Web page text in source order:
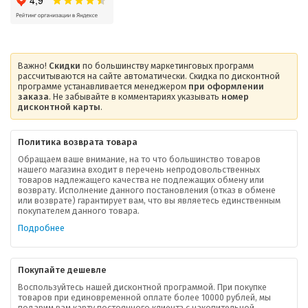
Важно! Скидки по большинству маркетинговых программ
рассчитываются на сайте автоматически. Скидка по дисконтной
программе устанавливается менеджером при оформлении
заказа. Не забывайте в комментариях указывать номер
дисконтной карты.
Политика возврата товара
Обращаем ваше внимание, на то что большинство товаров
нашего магазина входит в перечень непродовольственных
товаров надлежащего качества не подлежащих обмену или
возврату. Исполнение данного постановления (отказ в обмене
или возврате) гарантирует вам, что вы являетесь единственным
покупателем данного товара.
Подробнее
Покупайте дешевле
Воспользуйтесь нашей дисконтной программой. При покупке
товаров при единовременной оплате более 10000 рублей, мы
О компании
Ваша скидка
Контактная информация